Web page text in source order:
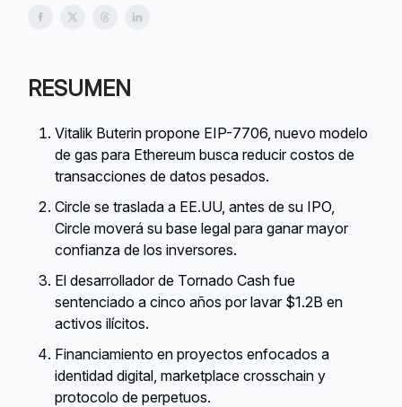
RESUMEN
Vitalik Buterin propone EIP-7706, nuevo modelo
de gas para Ethereum busca reducir costos de
transacciones de datos pesados.
Circle se traslada a EE.UU, antes de su IPO,
Circle moverá su base legal para ganar mayor
confianza de los inversores.
El desarrollador de Tornado Cash fue
sentenciado a cinco años por lavar $1.2B en
activos ilícitos.
Financiamiento en proyectos enfocados a
identidad digital, marketplace crosschain y
protocolo de perpetuos.